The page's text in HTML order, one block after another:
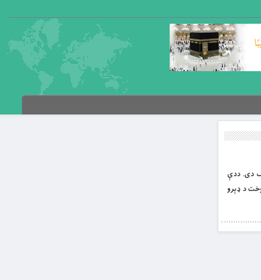
هم معروف دی. ددې
د ډېرو